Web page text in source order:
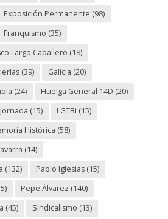
Exposición Permanente (98)
Franquismo (35)
Largo Caballero (18)
(39) Galicia (20)
(24) Huelga General 14D (20)
Jornada (15) LGTBi (15)
Histórica (58)
(14)
(132) Pablo Iglesias(15)
Pepe Álvarez (140)
(45) Sindicalismo (13)